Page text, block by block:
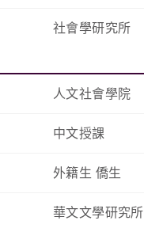
社會學研究所
人文社會學院
中文授課
外籍生 僑生
華文文學研究所